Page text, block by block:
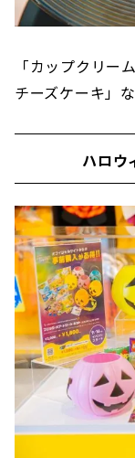
「カップクリー
チーズケーキ」
ハロウ